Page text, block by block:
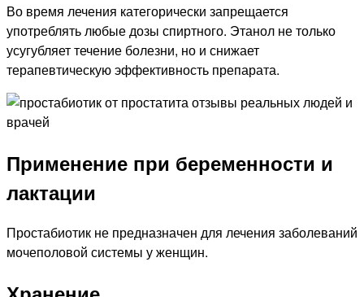
Во время лечения категорически запрещается
употреблять любые дозы спиртного. Этанол не только
усугубляет течение болезни, но и снижает
терапевтическую эффективность препарата.
Применение при беременности и
лактации
Простабиотик не предназначен для лечения заболеваний
мочеполовой системы у женщин.